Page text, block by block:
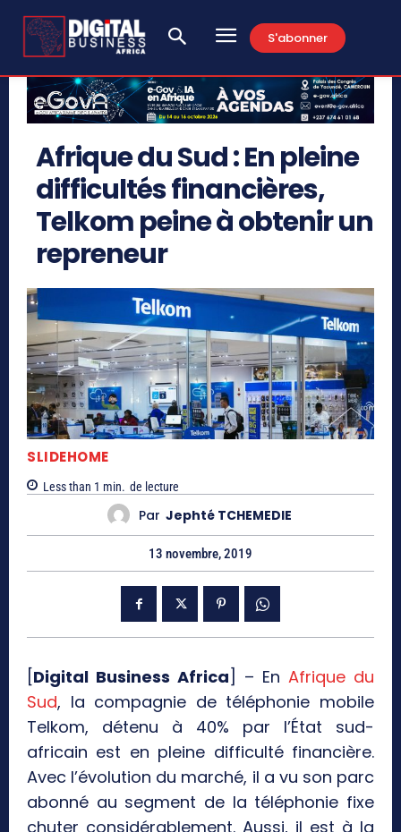
S'abonner
Afrique du Sud : En pleine
difficultés financières,
Telkom peine à obtenir un
repreneur
SLIDEHOME
Less than 1 min. de lecture
Par Jephté TCHEMEDIE
13 novembre, 2019
Digital Business Africa ] – En Afrique du
Sud, la compagnie de téléphonie mobile
Telkom, détenu à 40% par l’État sud-
africain est en pleine difficulté financière.
Avec l’évolution du marché, il a vu son parc
abonné au segment de la téléphonie fixe
chuter considérablement. Aussi, il est à la